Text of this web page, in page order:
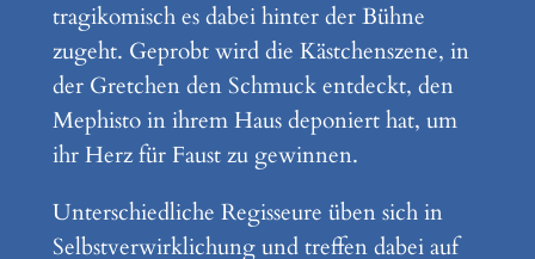
tragikomisch es dabei hinter der Bühne
zugeht. Geprobt wird die Kästchenszene, in
der Gretchen den Schmuck entdeckt, den
Mephisto in ihrem Haus deponiert hat, um
ihr Herz für Faust zu gewinnen.
Unterschiedliche Regisseure üben sich in
Selbstverwirklichung und treffen dabei auf